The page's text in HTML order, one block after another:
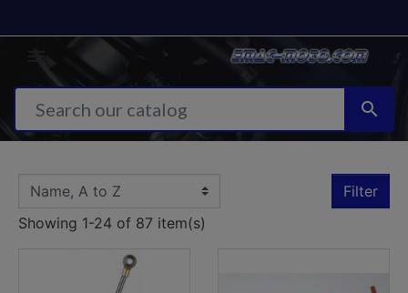

Filter
Showing 1-24 of 87 item(s)